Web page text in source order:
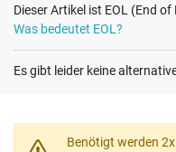
Dieser Artikel ist EOL (End
Was bedeutet EOL?
Es gibt leider keine
Benötigt werden